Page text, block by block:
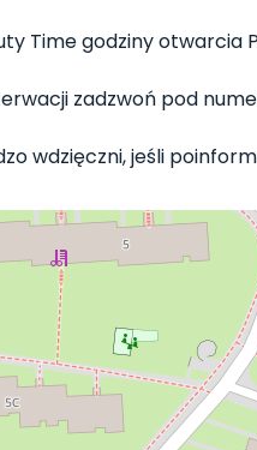
Time godziny otwarcia
zadzwoń pod numer
wdzięczni, jeśli